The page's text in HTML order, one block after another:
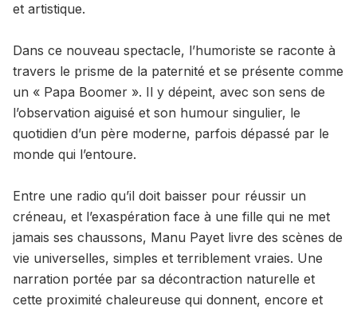
et artistique.
Dans ce nouveau spectacle, l’humoriste se raconte à
travers le prisme de la paternité et se présente comme
un « Papa Boomer ». Il y dépeint, avec son sens de
l’observation aiguisé et son humour singulier, le
quotidien d’un père moderne, parfois dépassé par le
monde qui l’entoure.
Entre une radio qu’il doit baisser pour réussir un
créneau, et l’exaspération face à une fille qui ne met
jamais ses chaussons, Manu Payet livre des scènes de
vie universelles, simples et terriblement vraies. Une
narration portée par sa décontraction naturelle et
cette proximité chaleureuse qui donnent, encore et